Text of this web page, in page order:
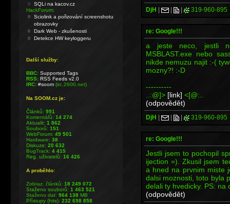
DjH | | | 319-960-895
re: Google!!!
a jeste neco, jestli
MSBLAST.exe nebo
nikde nemuzu najit :-(
mozny?! :-D
----------
..:@]> [link] <[@:..
(odpovědět)
DjH | | | 319-960-895
re: Google!!!
Jestli jsem to pochopil
ijection =). Zkusil jsem
a hned na prvnim miste
dalsi moznosti, toto byla
delali ty hvedicky. PS: na
(odpovědět)
SQLi na kacov.cz
HackForum:
Sciolink a pořizování screenshotu
obrazovky
Dark Web - zkušenosti
Detekce HW keyloggeru
Další služby:
BBC: Supported Tags
RSS: RSS Feeds v2.0
IRC: #soom(irc.2600.net)
Na SOOM.cz je:
Článků:991
Komentářů:14 274
Aktualit:1 862
Souborů:151
WebForum:49 501
Hardware:38
Diskuze:20 632
BugTrack:4 415
Reg. uživatelů:16 426
A proběhlo:
Zobraz. článků:18 249 072
Staženo souborů:1 463 521
Staženo dat:964 138MB
Přístupy (hits):232 698 858